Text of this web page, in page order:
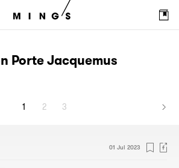
Porte Jacquemus
1 2 3
01 Jul 2023